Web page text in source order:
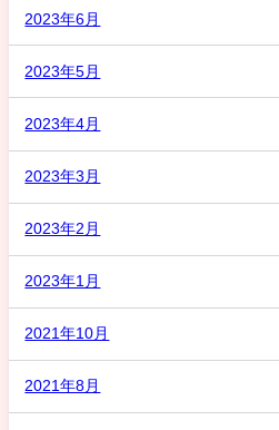
2023年6月
2023年5月
2023年4月
2023年3月
2023年2月
2023年1月
2021年10月
2021年8月